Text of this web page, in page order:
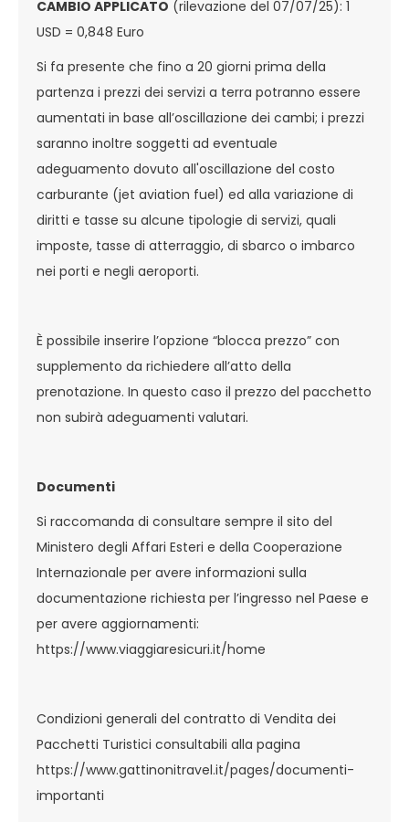
CAMBIO APPLICATO (rilevazione del 07/07/25): 1
USD = 0,848 Euro
Si fa presente che fino a 20 giorni prima della
partenza i prezzi dei servizi a terra potranno essere
aumentati in base all’oscillazione dei cambi; i prezzi
saranno inoltre soggetti ad eventuale
adeguamento dovuto all'oscillazione del costo
carburante (jet aviation fuel) ed alla variazione di
diritti e tasse su alcune tipologie di servizi, quali
imposte, tasse di atterraggio, di sbarco o imbarco
nei porti e negli aeroporti.
È possibile inserire l’opzione “blocca prezzo” con
supplemento da richiedere all’atto della
prenotazione. In questo caso il prezzo del pacchetto
non subirà adeguamenti valutari.
Documenti
Si raccomanda di consultare sempre il sito del
Ministero degli Affari Esteri e della Cooperazione
Internazionale per avere informazioni sulla
documentazione richiesta per l’ingresso nel Paese e
per avere aggiornamenti:
https://www.viaggiaresicuri.it/home
Condizioni generali del contratto di Vendita dei
Pacchetti Turistici consultabili alla pagina
https://www.gattinonitravel.it/pages/documenti-
importanti